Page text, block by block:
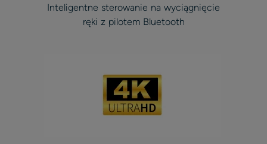
Inteligentne sterowanie na wyciągnięcie
ręki z pilotem Bluetooth